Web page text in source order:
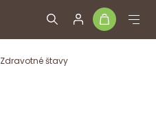
Zdravotné štavy